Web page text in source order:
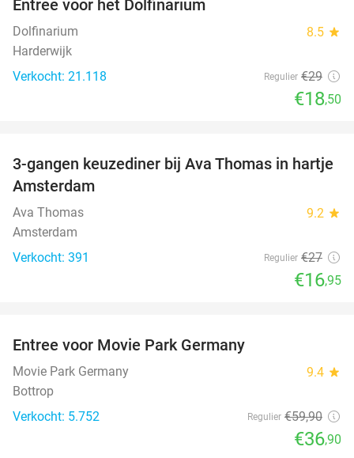
Entree voor het Dolfinarium
Dolfinarium 8.5 star
Harderwijk
Verkocht: 21.118
Regulier €29
€18,50
37%
3-gangen keuzediner bij Ava Thomas in hartje
Amsterdam
Ava Thomas 9.2 star
Amsterdam
Verkocht: 391
Regulier €27
€16,95
Entree voor Movie Park Germany
Movie Park Germany 9.4 star
Bottrop
Verkocht: 5.752
Regulier €59,90
€36,90